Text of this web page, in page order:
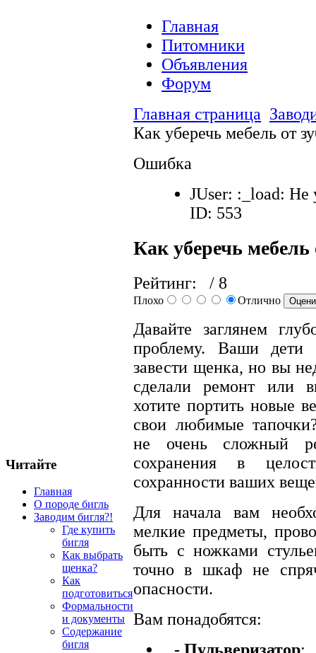
Читайте
Главная
О породе бигль
Заводим бигля?!
Где купить
бигля
Как выбрать
щенка?
Как
подготовиться
Формальности
и документы
Содержание
бигля
Главная
Питомники
Объявления
Форум
Главная страница
Как уберечь мебель от
Ошибка
JUser: :_load: Не
ID: 553
Как уберечь
Рейтинг: / 8
Плохо Отлично
Давайте заглянем
проблему. Ваши дети
завести щенка, но вы
сделали ремонт или
хотите портить новые
свои любимые
не очень сложный
сохранения в
сохранности ваших
Для начала вам
мелкие предметы,
быть с ножками
точно в шкаф не
опасности.
Вам понадобятся: